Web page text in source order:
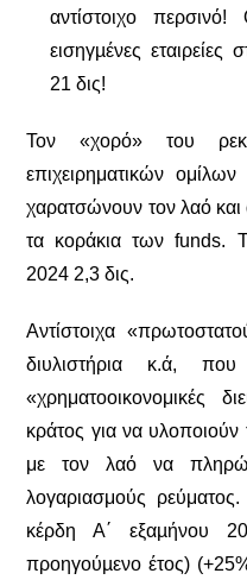
αντίστοιχο περσινό!
εισηγµένες εταιρείες
21 δις!
Τον «χορό» του
επιχειρηματικών
χαρατσώνουν τον λαό και
τα κοράκια των funds.
2024 2,3 δις.
Αντίστοιχα
διυλιστήρια κ.ά, που
«χρηματοοικονομικές
κράτος για να υλοποιούν
με τον λαό να
λογαριασμούς ρεύματος.
κέρδη Α΄ εξαµήνου
προηγούµενο έτος)